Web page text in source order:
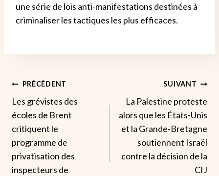
une série de lois anti-manifestations destinées à
criminaliser les tactiques les plus efficaces.
Navigation
De
L’article
PRÉCÉDENT
Les grévistes des
écoles de Brent
critiquent le
programme de
privatisation des
inspecteurs de
SUIVANT
La Palestine proteste
alors que les États-Unis
et la Grande-Bretagne
soutiennent Israël
contre la décision de la
CIJ